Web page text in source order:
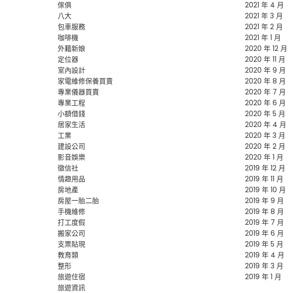
傢俱
八大
包車服務
咖啡機
外籍新娘
定位器
室內設計
家電維修保養買賣
專業儀器買賣
專業工程
小額借錢
居家生活
工業
建設公司
影音娛樂
徵信社
情趣用品
房地產
房屋一胎二胎
手機維修
打工度假
搬家公司
支票貼現
教育類
整形
旅遊住宿
旅遊資訊
2021 年 4 月
2021 年 3 月
2021 年 2 月
2021 年 1 月
2020 年 12 月
2020 年 11 月
2020 年 9 月
2020 年 8 月
2020 年 7 月
2020 年 6 月
2020 年 5 月
2020 年 4 月
2020 年 3 月
2020 年 2 月
2020 年 1 月
2019 年 12 月
2019 年 11 月
2019 年 10 月
2019 年 9 月
2019 年 8 月
2019 年 7 月
2019 年 6 月
2019 年 5 月
2019 年 4 月
2019 年 3 月
2019 年 1 月